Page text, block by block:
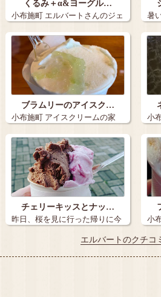
くるみ＋α&ヨーグル…
小布施町 エルバートさんのジェ
ラート …
暑
撮
ブラムリーのアイスク…
小布施町 アイスクリームの家
エルバート…
小
く
チェリーキッスとナッ…
昨日、桜を見に行った帰りに今
小
ー
エルバートのクチコ